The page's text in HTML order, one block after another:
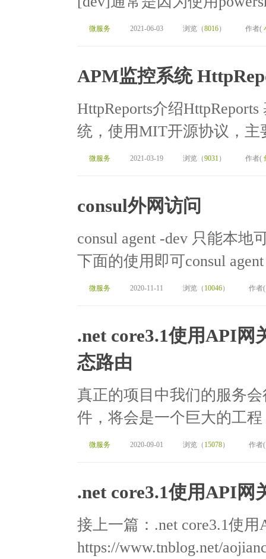
微服务 2021-06-03 浏览（8016） 作者(
APM监控系统
HttpReports介绍
统，使用MIT开源协议，主
微服务 2021-03-19 浏览（9031） 作者(
consul外网访问
consul agent -dev 只能本
下面的使用即可consul
微服务 2020-11-11 浏览（ 10046） 作者
.net core3.1使用API网
态路由
真正的项目中我们的服务
件，将会是一个巨大的工
微服务 2020-09-01 浏览（ 15078） 作者
.net core3.1使用API网
接上一篇：.net core3.1使
https://www.tnblog.net/